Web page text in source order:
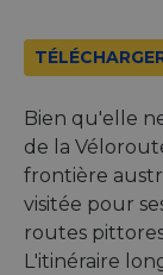
Bien qu'elle
de la
frontière
visitée pour
routes
L'itinéraire